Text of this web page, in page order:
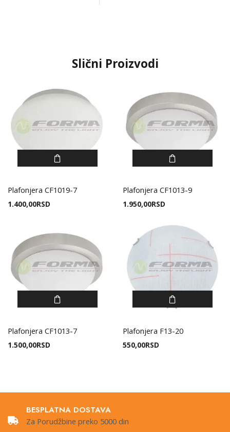
Slični Proizvodi
Plafonjera CF1019-7
1.400,00RSD
Plafonjera CF1013-9
1.950,00RSD
Plafonjera CF1013-7
1.500,00RSD
Plafonjera F13-20
550,00RSD
BESPLATNA DOSTAVA
Za Porudžbine preko 5000 din